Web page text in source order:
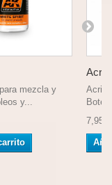
mezcla y
y...
Bote
7,95 €